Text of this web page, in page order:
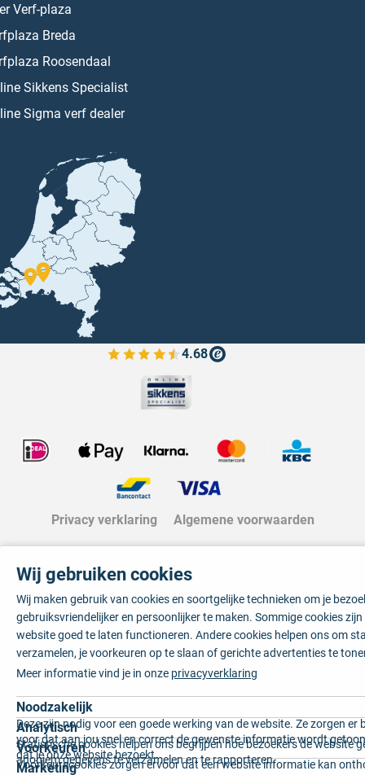
Verf-plaza
Breda
Roosendaal
Sikkens Specialist
Sigma verf dealer
4.68
Bekijk de verfplaza beoordelingen
Privacy verklaring Algemene voorwaarden
Wij gebruiken cookies
Wij maken gebruik van cookies en soortgelijke technieken om je
gebruiksvriendelijker en persoonlijker te maken. Sommige cookies
website goed te laten functioneren. Andere cookies helpen ons om
verzamelen, je voorkeuren op te slaan of gerichte advertenties te
Meer informatie vind je in onze privacyverklaring
Noodzakelijk
Deze zijn nodig voor een goede werking van de website. Ze zorgen er
voor dat aan jou snel en correct de gewenste informatie wordt
dat je onze website bezoekt.
Analytisch
Statistische cookies helpen ons begrijpen hoe bezoekers de website
anoniem gegevens te verzamelen en te rapporteren.
Voorkeuren
Voorkeurscookies zorgen ervoor dat een website informatie kan
Marketing